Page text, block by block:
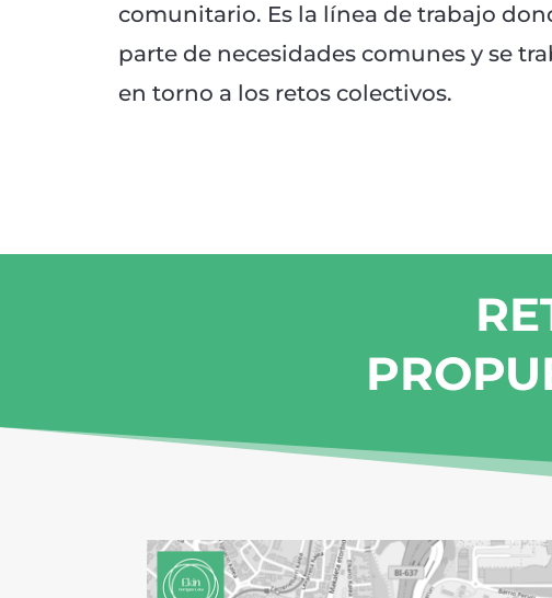
comunitario. Es la línea de trabajo
parte de necesidades comunes y se
en torno a los retos colectivos.